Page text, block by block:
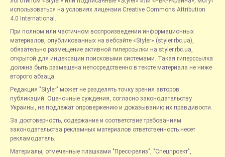
использоваться на условиях лицензии Creative Commons Attribution
4.0 International.
При полном или частичном воспроизведении информационных
материалов, опубликованных на вебсайте «Styler» (styler.rbc.ua),
обязательно размещение активной гиперссылки на styler.rbc.ua,
открытой для индексации поисковыми системами. Такая гиперссылка
должна быть размещена непосредственно в тексте материала не ниже
второго абзаца.
Редакция "Styler" может не разделять точку зрения авторов
публикаций. Оценочные суждения, согласно законодательству
Украины, не подлежат опровержению и доказыванию их правдивости.
За достоверность, содержание и соответствие требованиям
законодательства рекламных материалов ответственность несет
рекламодатель.
Материалы, отмеченные плашками "Пресс-релиз", "Спецпроект",